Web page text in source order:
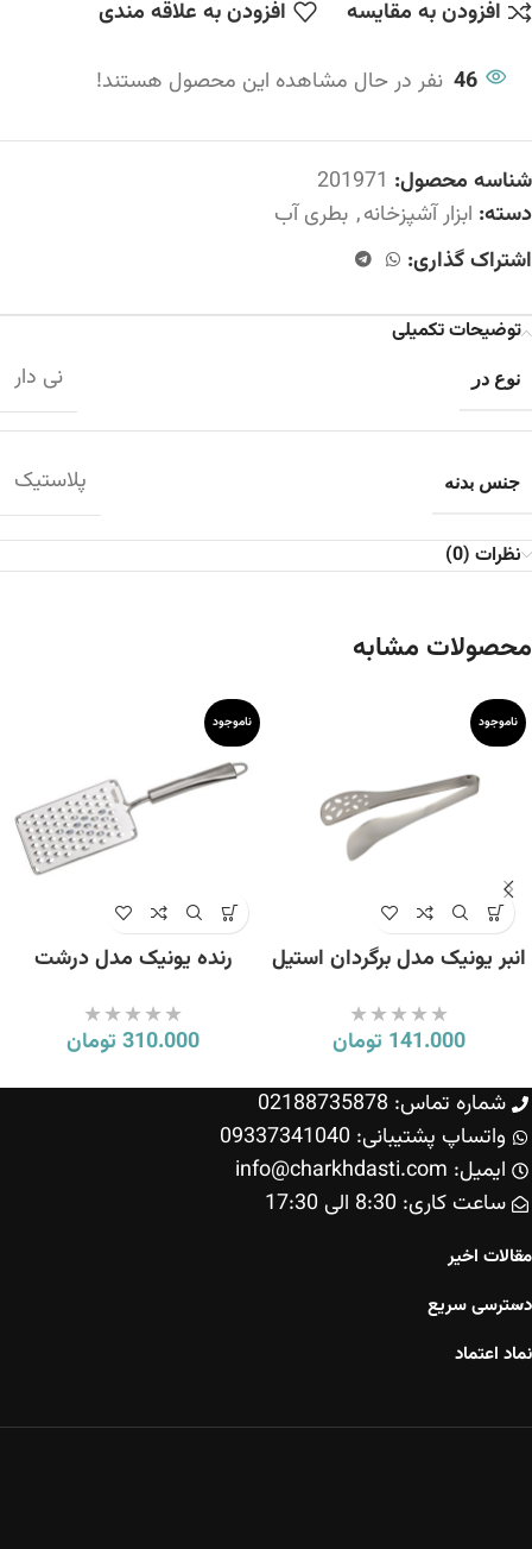
افزودن به مقایسه
افزودن به علاقه مندی
46 نفر در حال مشاهده این محصول هستند!
شناسه محصول: 201971
دسته: ابزار آشپزخانه, بطری آب
اشتراک گذاری:
توضیحات تکمیلی
نوع در نی دار
جنس بدنه پلاستیک
نظرات (0)
محصولات مشابه
ناموجود
انبر یونیک مدل برگردان استیل
141.000 تومان
ناموجود
رنده یونیک مدل درشت
310.000 تومان
شماره تماس: 02188735878
واتساپ پشتیبانی: 09337341040
ایمیل: info@charkhdasti.com
ساعت کاری: 8:30 الی 17:30
مقالات اخیر
دسترسی سریع
نماد اعتماد